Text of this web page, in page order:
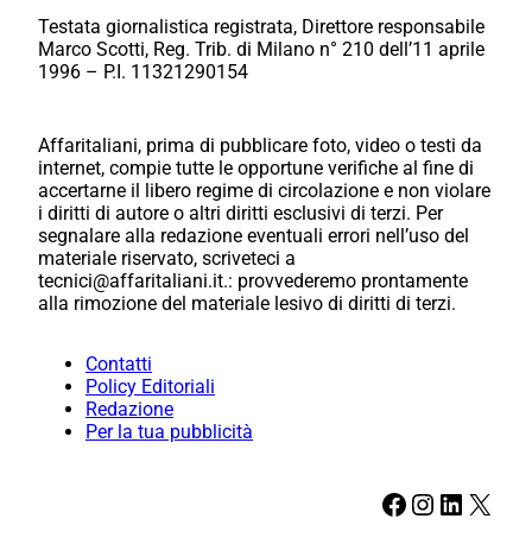
Testata giornalistica registrata, Direttore responsabile
Marco Scotti, Reg. Trib. di Milano n° 210 dell’11 aprile
1996 – P.I. 11321290154
Affaritaliani, prima di pubblicare foto, video o testi da
internet, compie tutte le opportune verifiche al fine di
accertarne il libero regime di circolazione e non violare
i diritti di autore o altri diritti esclusivi di terzi. Per
segnalare alla redazione eventuali errori nell’uso del
materiale riservato, scriveteci a
tecnici@affaritaliani.it.: provvederemo prontamente
alla rimozione del materiale lesivo di diritti di terzi.
Contatti
Policy Editoriali
Redazione
Per la tua pubblicità
Facebook Instagram LinkedIn X